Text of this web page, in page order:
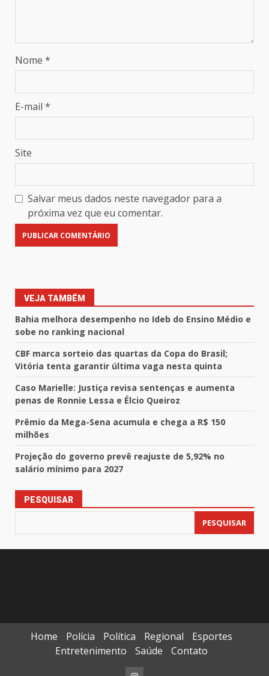
Nome *
E-mail *
Site
Salvar meus dados neste navegador para a
próxima vez que eu comentar.
VEJA TAMBÉM
Bahia melhora desempenho no Ideb do Ensino Médio e
sobe no ranking nacional
CBF marca sorteio das quartas da Copa do Brasil;
Vitória tenta garantir última vaga nesta quinta
Caso Marielle: Justiça revisa sentenças e aumenta
penas de Ronnie Lessa e Élcio Queiroz
Prêmio da Mega-Sena acumula e chega a R$ 150
milhões
Projeção do governo prevê reajuste de 5,92% no
salário mínimo para 2027
PESQUISAR
PESQUISAR
Home Polícia Política Regional
Esportes
Entretenimento
Saúde Contato